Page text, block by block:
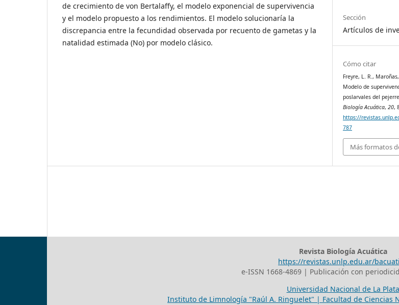
de crecimiento de von Bertalaffy, el modelo exponencial de supervivencia
y el modelo propuesto a los rendimientos. El modelo solucionaría la
discrepancia entre la fecundidad observada por recuento de gametas y la
natalidad estimada (No) por modelo clásico.
Sección
Artículos de
Cómo citar
Freyre, L. R.,
Modelo de
poslarvales del
Biología Acuática,20,
https://
787
Más formatos
Revista Biología Acuática
https://revistas.unlp.edu.ar/
e-ISSN 1668-4869 | Publicación con
Universidad Nacional de La Plata
Instituto de Limnología "Raúl A. Ringuelet" | Facultad de Ciencias